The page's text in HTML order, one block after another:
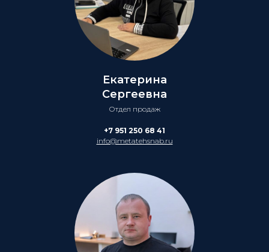
Екатерина
Сергеевна
Отдел продаж
+7 951 250 68 41
info@metatehsnab.ru